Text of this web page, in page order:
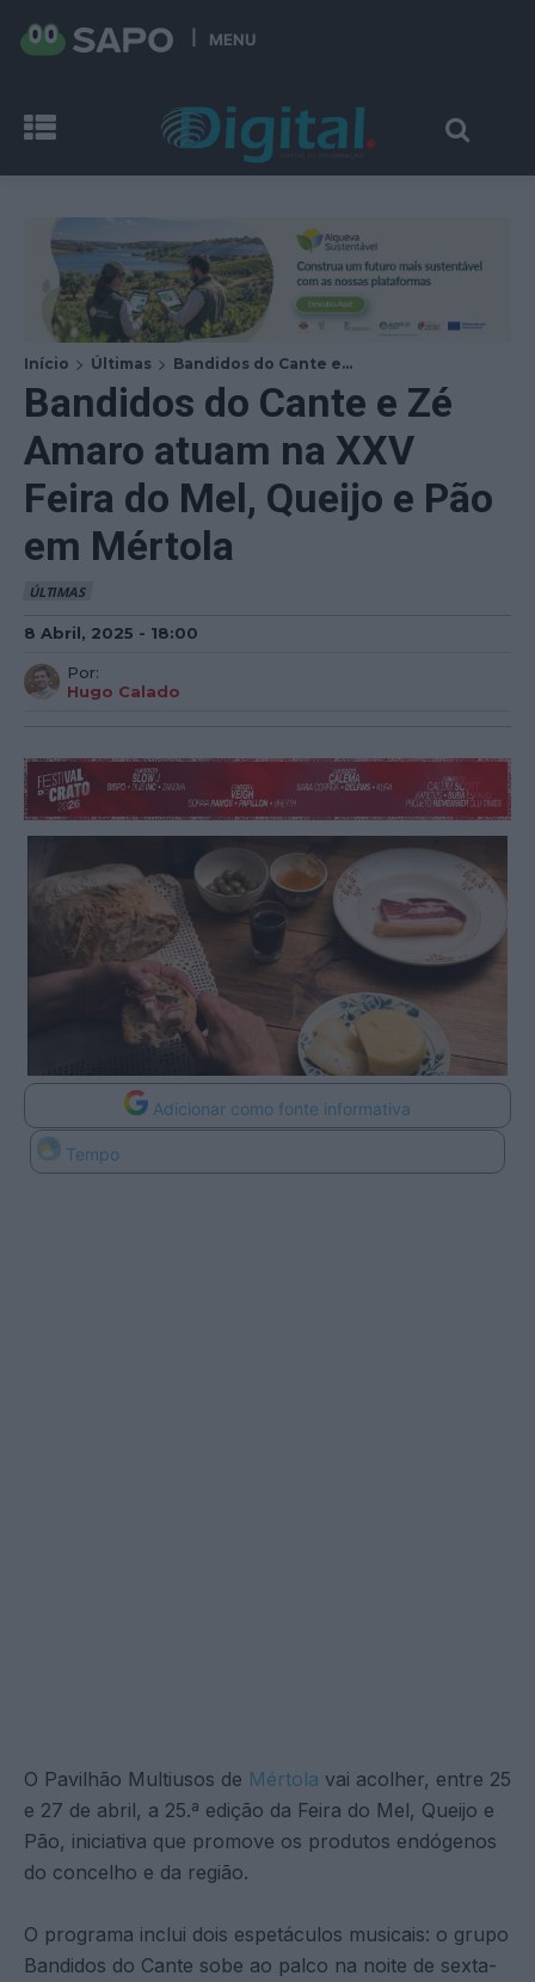
MENU
Início Últimas Bandidos do Cante e...
Bandidos do Cante e Zé
Amaro atuam na XXV
Feira do Mel, Queijo e Pão
em Mértola
ÚLTIMAS
8 Abril, 2025 - 18:00
Por:
Hugo Calado
Adicionar como fonte informativa
Tempo
O Pavilhão Multiusos de Mértola vai acolher, entre 25
e 27 de abril, a 25.ª edição da Feira do Mel, Queijo e
Pão, iniciativa que promove os produtos endógenos
do concelho e da região.
O programa inclui dois espetáculos musicais: o grupo
Bandidos do Cante sobe ao palco na noite de sexta-